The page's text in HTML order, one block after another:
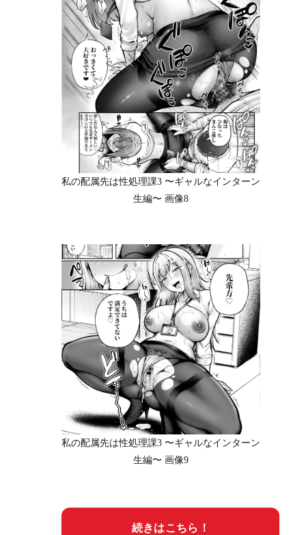
私の配属先は性処理課3 〜ギャルなインターン
生編〜 画像8
私の配属先は性処理課3 〜ギャルなインターン
生編〜 画像9
続きはこちら！